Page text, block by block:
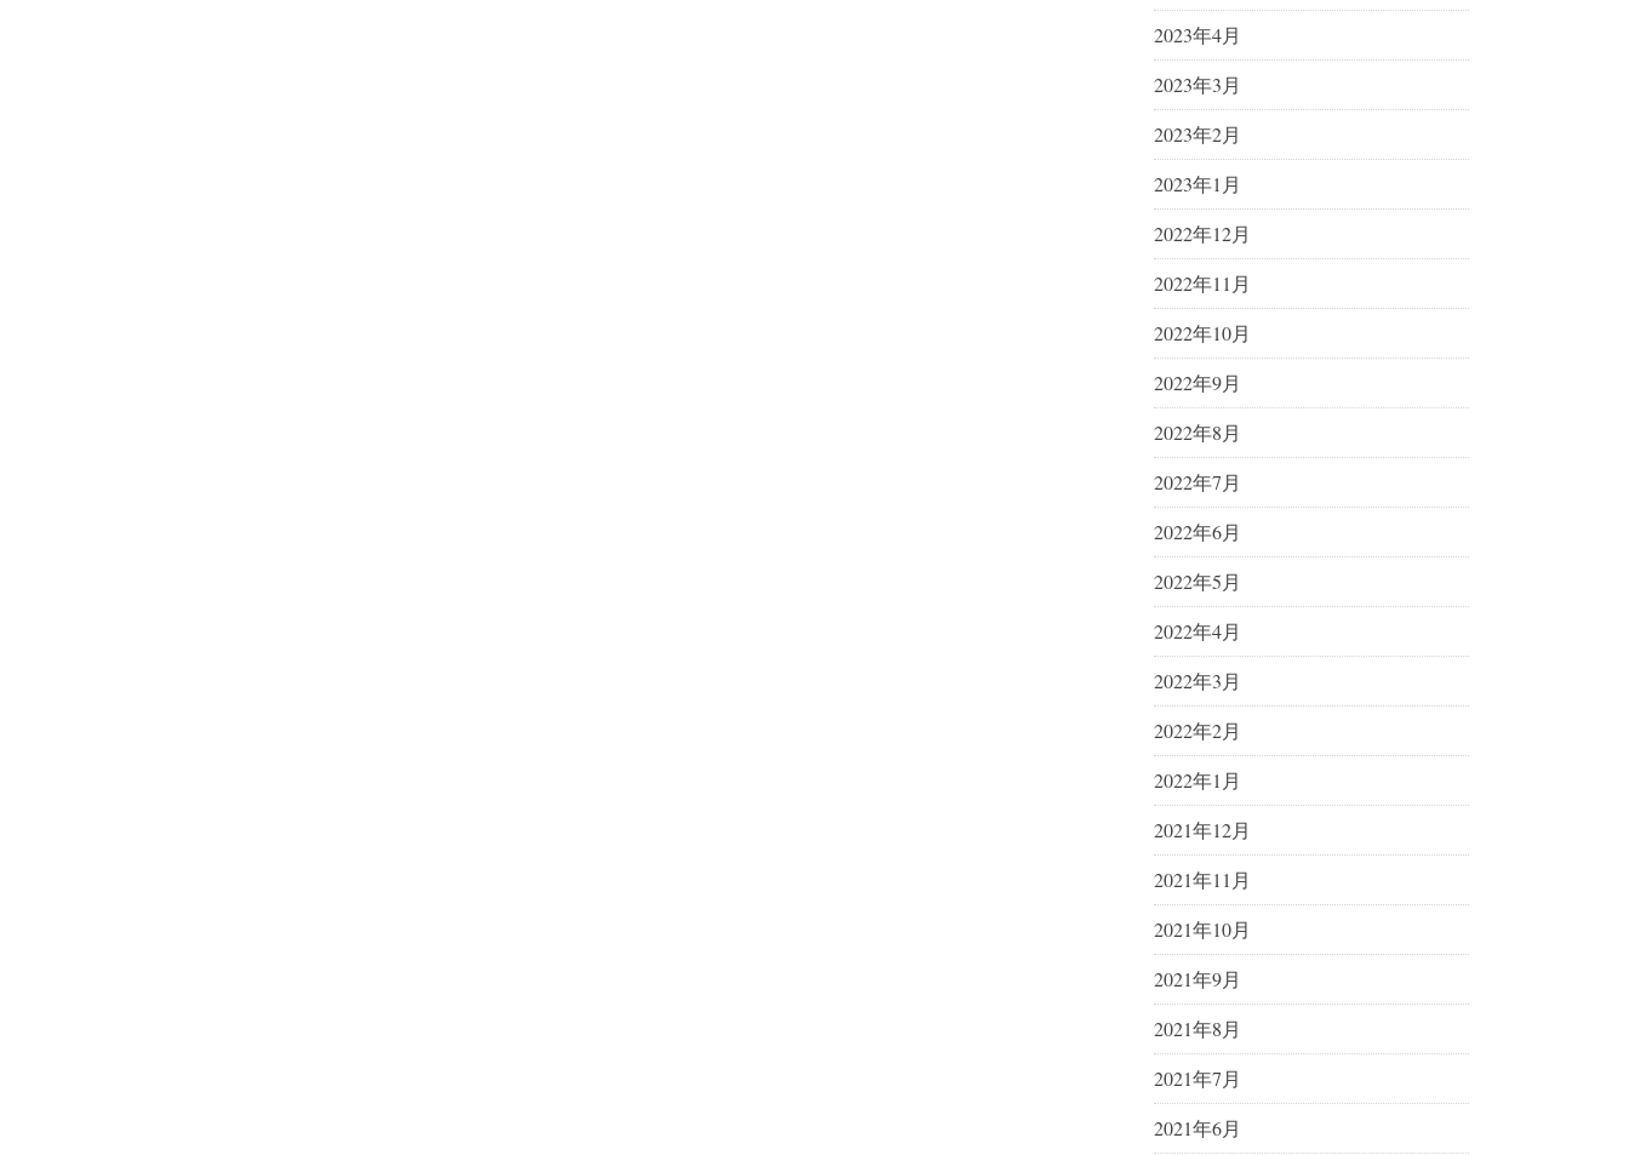
2023年4月
2023年3月
2023年2月
2023年1月
2022年12月
2022年11月
2022年10月
2022年9月
2022年8月
2022年7月
2022年6月
2022年5月
2022年4月
2022年3月
2022年2月
2022年1月
2021年12月
2021年11月
2021年10月
2021年9月
2021年8月
2021年7月
2021年6月